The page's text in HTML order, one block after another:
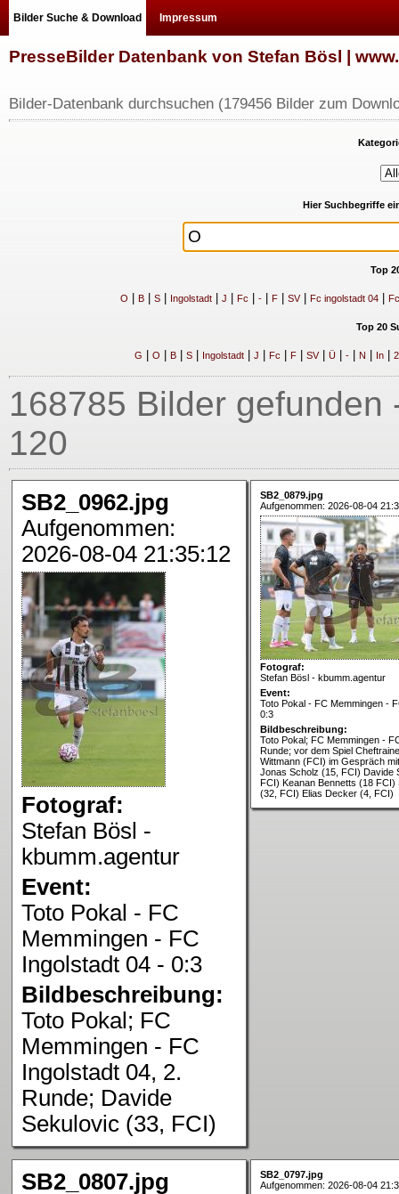
Bilder Suche & Download Impressum
PresseBilder Datenbank von Stefan Bösl |
Bilder-Datenbank durchsuchen (179456 Bilder zum
Hier Suchbegriffe
Top
O B| S| Ingolstadt| J Fc -| F| SV| Fc ingolstadt 04|
Top 20
G O B| S| Ingolstadt| J Fc F| SV| Ü| -| N In| 2
168785 Bilder gefunden
120
SB2_0962.jpg
Aufgenommen:
2026-08-04 21:35:12
Fotograf:
Stefan Bösl -
kbumm.agentur
Event:
Toto Pokal - FC
Memmingen - FC
Ingolstadt 04 - 0:3
Bildbeschreibung:
Toto Pokal; FC
Memmingen - FC
Ingolstadt 04, 2.
Runde; Davide
Sekulovic (33, FCI)
SB2_0879.jpg
Aufgenommen: 2026-08-04
Fotograf:
Stefan Bösl - kbumm.agentur
Event:
Toto Pokal - FC Memmingen -
0:3
Bildbeschreibung:
Toto Pokal; FC Memmingen -
Runde; vor dem Spiel
Wittmann (FCI) im Gespräch
Jonas Scholz (15, FCI) Davide
FCI) Keanan Bennetts (18 FCI)
(32, FCI) Elias Decker (4, FCI)
SB2_0807.jpg
SB2_0797.jpg
Aufgenommen: 2026-08-04